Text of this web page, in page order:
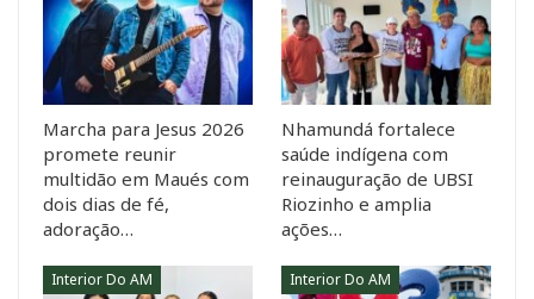
Marcha para Jesus 2026
promete reunir
multidão em Maués com
dois dias de fé,
adoração…
Nhamundá fortalece
saúde indígena com
reinauguração de UBSI
Riozinho e amplia
ações…
Interior Do AM Interior Do AM